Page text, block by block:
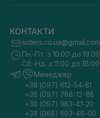
КОНТАКТИ
sisters.co.ua@gmail.com
Пн.-Пт. з 10:00 до 19:00
Сб.-Нд. з 11:00 до 18:00
Менеджер
+38 (097) 612-54-81
+38 (097) 788-12-88
+38 (097) 983-41-20
+38 (068) 693-46-00